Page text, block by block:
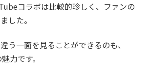
コラボは比較的珍しく、ファンの
した。
う一面を見ることができるのも、
力です。